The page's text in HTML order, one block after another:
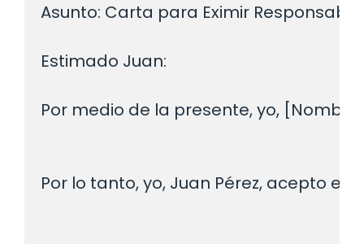
Asunto: Carta para Eximir
Estimado Juan:
Por medio de la presente, yo,
Por lo tanto, yo, Juan Pérez, acepto